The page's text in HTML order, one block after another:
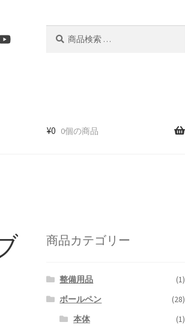
¥0 0個の商品
商品カテゴリー
整備用品
(1)
ボールペン
(28)
本体
(1)